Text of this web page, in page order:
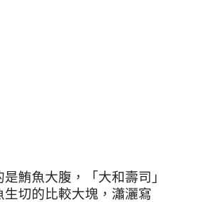
鮪魚大腹，「大和壽司」
生切的比較大塊，瀟灑寫